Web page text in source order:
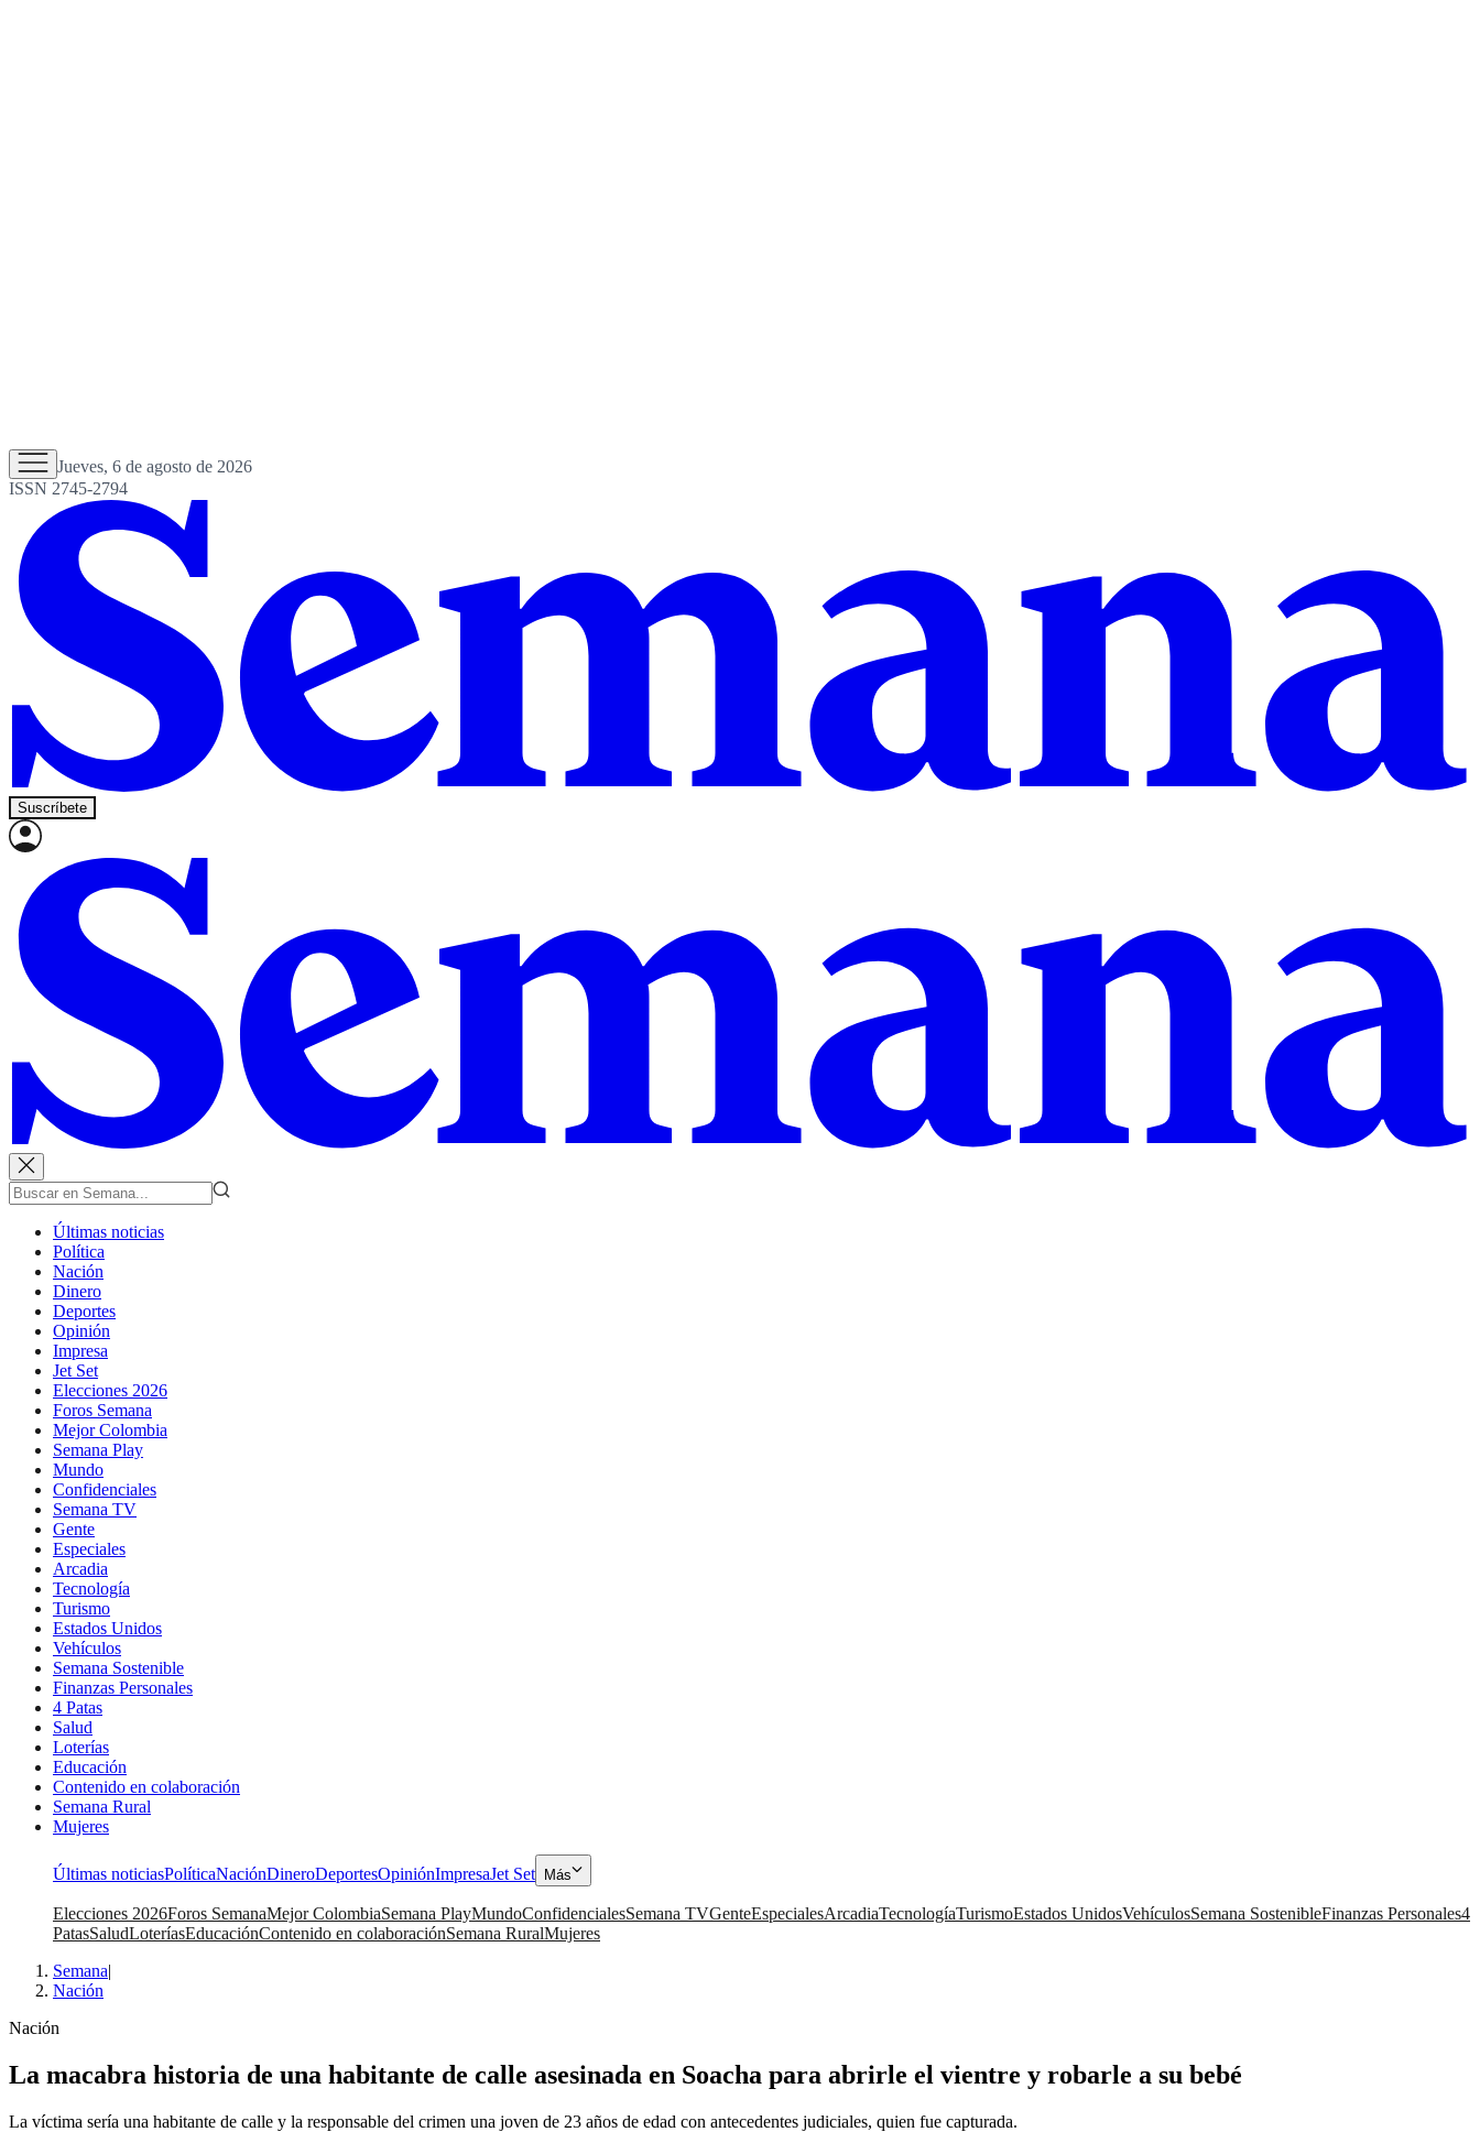
Jueves, 6 de agosto de 2026
ISSN 2745-2794
Suscríbete
Últimas noticias
Política
Nación
Dinero
Deportes
Opinión
Impresa
Jet Set
Elecciones 2026
Foros Semana
Mejor Colombia
Semana Play
Mundo
Confidenciales
Semana TV
Gente
Especiales
Arcadia
Tecnología
Turismo
Estados Unidos
Vehículos
Semana Sostenible
Finanzas Personales
4 Patas
Salud
Loterías
Educación
Contenido en colaboración
Semana Rural
Mujeres
Últimas noticiasPolíticaNaciónDineroDeportesOpiniónImpresaJet Set Más
Elecciones 2026Foros SemanaMejor ColombiaSemana PlayMundoConfidencialesSemana TVGenteEspecialesArcadiaTecnologíaTurismoEstados UnidosVehículosSemana SostenibleFinanzas Personales4
PatasSaludLoteríasEducaciónContenido en colaboraciónSemana RuralMujeres
Semana|
Nación
Nación
La macabra historia de una habitante de calle asesinada en Soacha para abrirle el vientre y robarle a su bebé
La víctima sería una habitante de calle y la responsable del crimen una joven de 23 años de edad con antecedentes judiciales, quien fue capturada.